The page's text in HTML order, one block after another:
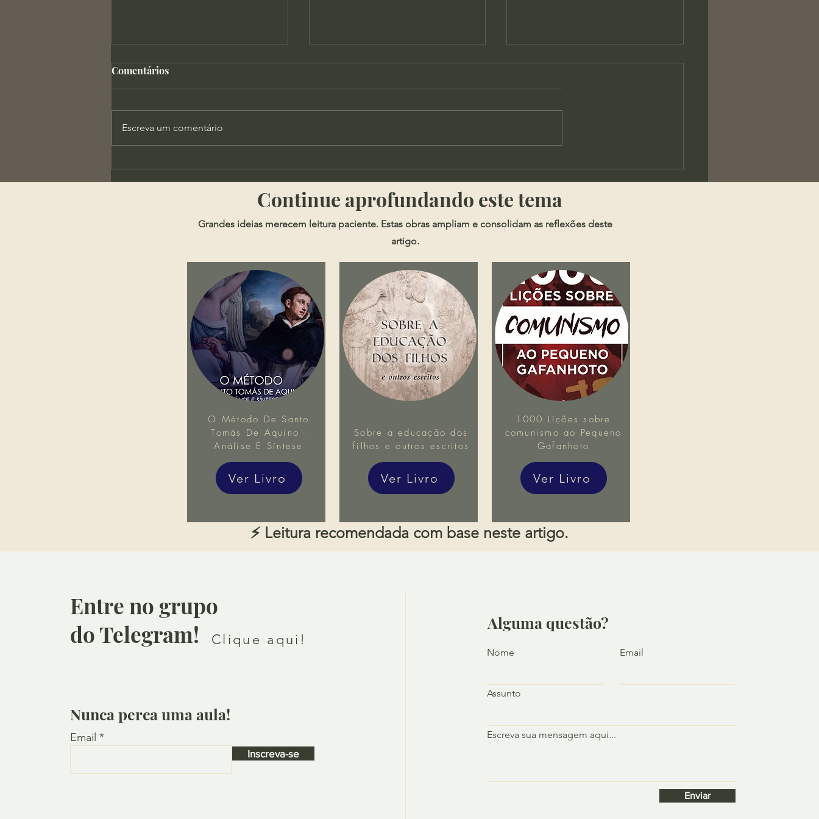
X-Men Evolution e a
Importância da Autoridade
Cortes - Qual o lugar da
possessões na doutrina
cristã?
Sophos - A Chaga da
Segurança Pública
Comentários
Escreva um comentário
​​​Continue aprofundando este tema
Grandes ideias merecem leitura paciente. Estas obras ampliam e consolidam as reflexões deste
artigo.
⚡ Leitura recomendada com base neste artigo.
O Método De Santo
Tomás De Aquino -
Análise E Síntese
Ver Livro
Sobre a educação dos
filhos e outros escritos
Ver Livro
1000 Lições sobre
comunismo ao Pequeno
Gafanhoto
Ver Livro
Entre no grupo
do Telegram!
Clique aqui!
Nunca perca uma aula!
Email
Inscreva-se
Alguma questão?
Nome Email
Assunto
Escreva sua mensagem aqui...
Enviar